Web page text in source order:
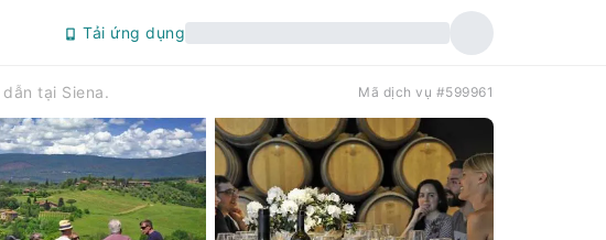
Tải ứng dụng
tại Siena. Mã dịch vụ #599961